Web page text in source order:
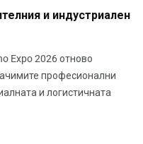
и индустриален
Expo 2026 отново
професионални
и логистичната